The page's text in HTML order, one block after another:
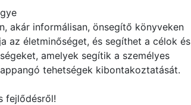
akár informálisan, önsegítő könyveken
az életminőséget, és segíthet a célok és
amelyek segítik a személyes
tehetségek kibontakoztatását.
fejlődésről!